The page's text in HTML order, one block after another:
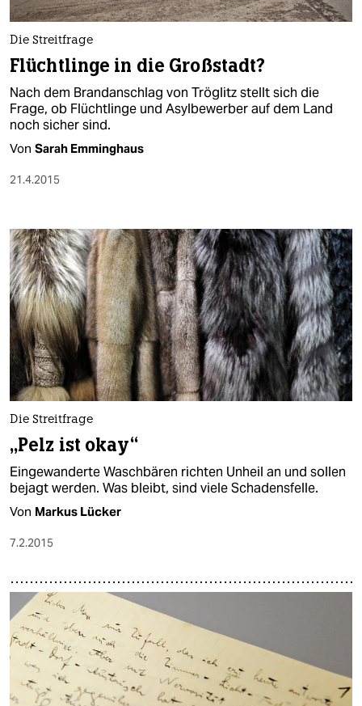
nord
wahrheit
verlag
verlag
veranstaltungen
fragen & hilfe
unterstützen
abo
genossenschaft
epaper login
Die Streitfrage
Flüchtlinge in die Großstadt?
Nach dem Brandanschlag von Tröglitz stellt sich die
Frage, ob Flüchtlinge und Asylbewerber auf dem Land
noch sicher sind.
Von Sarah Emminghaus
21.4.2015
Die Streitfrage
„Pelz ist okay“
Eingewanderte Waschbären richten Unheil an und sollen
bejagt werden. Was bleibt, sind viele Schadensfelle.
Von Markus Lücker
7.2.2015